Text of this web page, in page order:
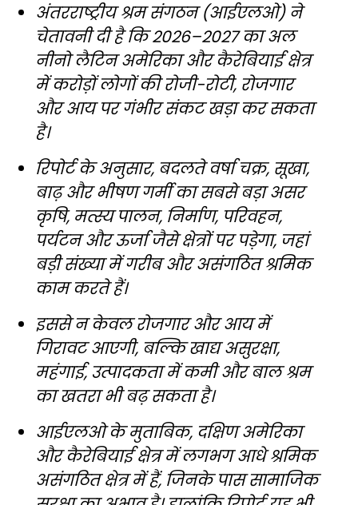
अंतरराष्ट्रीय श्रम संगठन (आईएलओ) ने
चेतावनी दी है कि 2026–2027 का अल
नीनो लैटिन अमेरिका और कैरेबियाई क्षेत्र
में करोड़ों लोगों की रोजी-रोटी, रोजगार
और आय पर गंभीर संकट खड़ा कर सकता
है।
रिपोर्ट के अनुसार, बदलते वर्षा चक्र, सूखा,
बाढ़ और भीषण गर्मी का सबसे बड़ा असर
कृषि, मत्स्य पालन, निर्माण, परिवहन,
पर्यटन और ऊर्जा जैसे क्षेत्रों पर पड़ेगा, जहां
बड़ी संख्या में गरीब और असंगठित श्रमिक
काम करते हैं।
इससे न केवल रोजगार और आय में
गिरावट आएगी, बल्कि खाद्य असुरक्षा,
महंगाई, उत्पादकता में कमी और बाल श्रम
का खतरा भी बढ़ सकता है।
आईएलओ के मुताबिक, दक्षिण अमेरिका
और कैरेबियाई क्षेत्र में लगभग आधे श्रमिक
असंगठित क्षेत्र में हैं, जिनके पास सामाजिक